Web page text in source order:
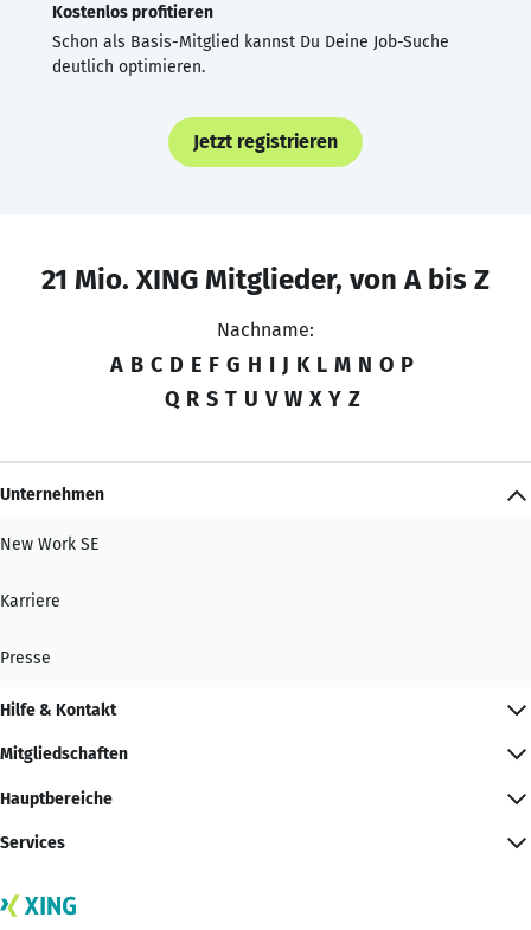
Kostenlos profitieren
Schon als Basis-Mitglied kannst Du Deine Job-Suche
deutlich optimieren.
Jetzt registrieren
21 Mio. XING Mitglieder, von A bis Z
Nachname:
A B C D E F G H I J K L M N O P
Q R S T U V W X Y Z
Unternehmen
New Work SE
Karriere
Presse
Hilfe & Kontakt
Mitgliedschaften
Hauptbereiche
Services